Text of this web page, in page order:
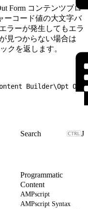
Form コンテンツブロ
ーコード値の大文字バ
ラーが発生してもエラ
見つからない場合は
クを返します。
Builder\Opt
J
Programmatic
Content
AMPscript
AMPscript Syntax